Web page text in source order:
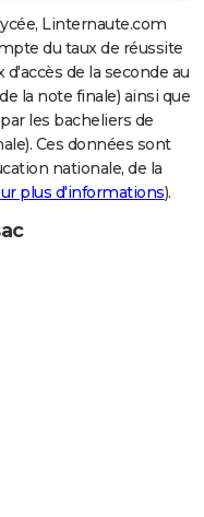
Linternaute.com
du taux de réussite
d'accès de la seconde au
la note finale) ainsi que
les bacheliers de
Ces données sont
nationale, de la
plus d'informations).